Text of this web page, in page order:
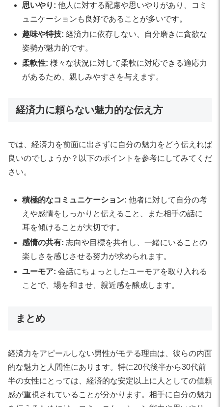
思いやり: 他人に対する配慮や思いやりがあり、コミ
ュニケーションも良好であることが多いです。
趣味や特技: 経済力に依存しない、自分磨きに貪欲な
姿勢が魅力的です。
柔軟性: 様々な状況に対して柔軟に対応できる適応力
があるため、親しみやすさを与えます。
経済力に頼らない魅力的な伝え方
では、経済力を前面に出さずに自分の魅力をどう伝えれば
良いのでしょうか？以下のポイントを参考にしてみてくだ
さい。
積極的なコミュニケーション: 他者に対して自分の考
えや感情をしっかりと伝えること、また相手の話に
耳を傾けることが大切です。
感情の共有: 志向や目標を共有し、一緒にいることの
楽しさを感じさせる努力が求められます。
ユーモア: 会話にちょっとしたユーモアを取り入れる
ことで、場を和ませ、親近感を醸成します。
まとめ
経済力をアピールしない男性がモテる理由は、彼らの内面
的な魅力と人間性にあります。特に20代後半から30代前
半の女性にとっては、経済的な安定以上に人としての信頼
感が重視されていることが分かります。相手に自分の魅力